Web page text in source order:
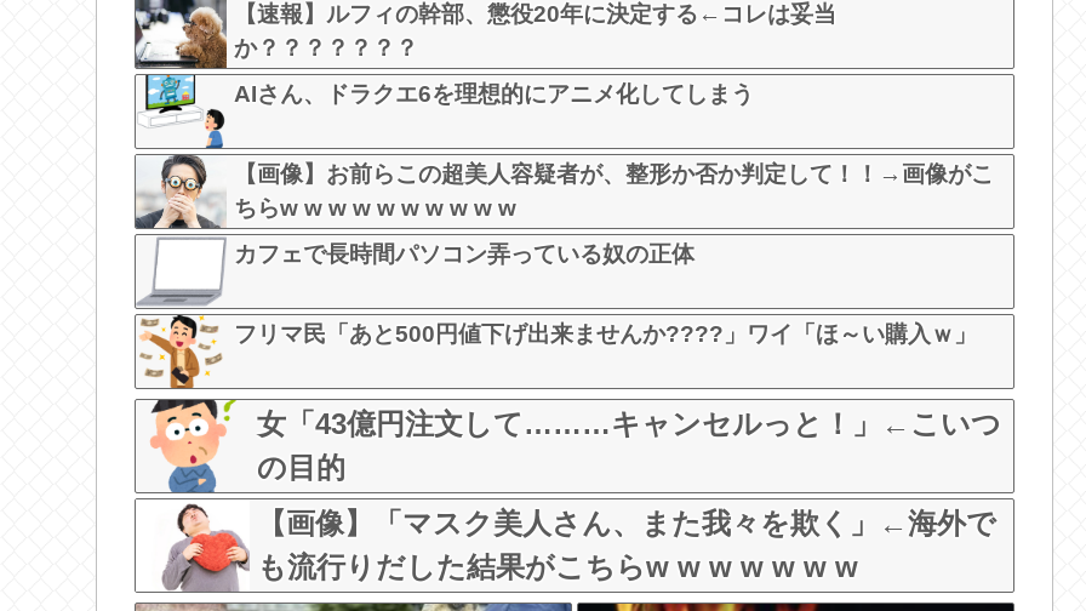
【速報】ルフィの幹部、懲役20年に決定する←コレは妥当
か？？？？？？？
AIさん、ドラクエ6を理想的にアニメ化してしまう
【画像】お前らこの超美人容疑者が、整形か否か判定して！！→画像がこ
ちらw w w w w w w w w w
カフェで長時間パソコン弄っている奴の正体
フリマ民「あと500円値下げ出来ませんか????」ワイ「ほ～い購入ｗ」
女「43億円注文して………キャンセルっと！」←こいつ
の目的
【画像】「マスク美人さん、また我々を欺く」←海外で
も流行りだした結果がこちらw w w w w w w